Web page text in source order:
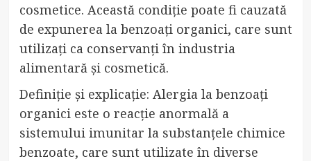
cosmetice. Această condiție poate fi cauzată
de expunerea la benzoați organici, care sunt
utilizați ca conservanți în industria
alimentară și cosmetică.
Definiție și explicație: Alergia la benzoați
organici este o reacție anormală a
sistemului imunitar la substanțele chimice
benzoate, care sunt utilizate în diverse